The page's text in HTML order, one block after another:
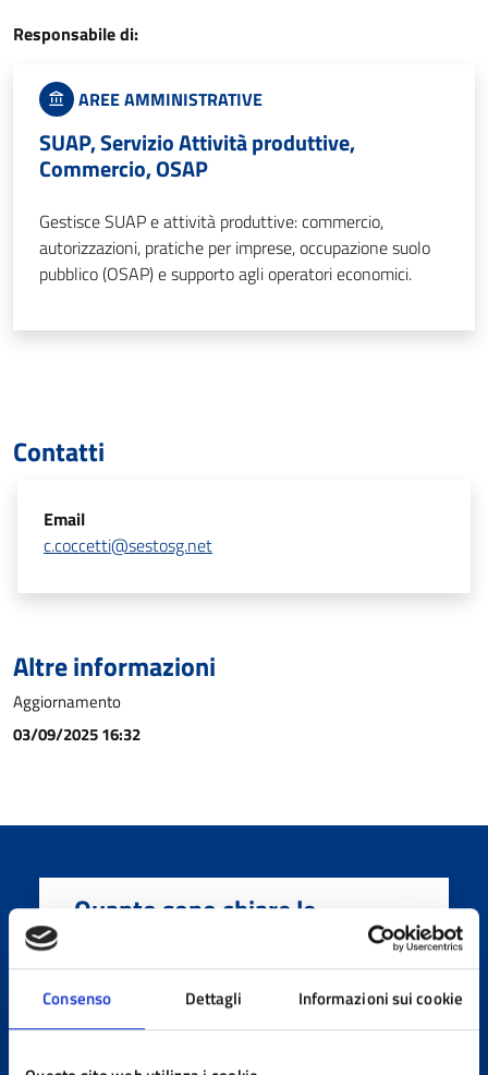
Consenso Dettagli Informazioni sui cookie
Responsabile di:
AREE AMMINISTRATIVE
SUAP, Servizio Attività produttive,
Commercio, OSAP
Gestisce SUAP e attività produttive: commercio,
autorizzazioni, pratiche per imprese, occupazione suolo
pubblico (OSAP) e supporto agli operatori economici.
Contatti
Email
c.coccetti@sestosg.net
Altre informazioni
Aggiornamento
03/09/2025 16:32
Quanto sono chiare le
pagina?